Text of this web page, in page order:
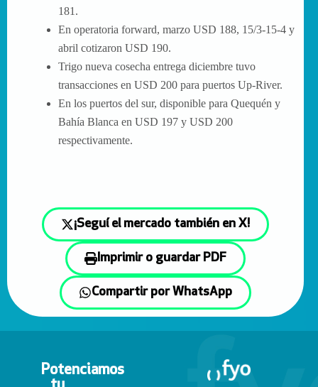
181.
En operatoria forward, marzo USD 188, 15/3-15-4 y
abril cotizaron USD 190.
Trigo nueva cosecha entrega diciembre tuvo
transacciones en USD 200 para puertos Up-River.
En los puertos del sur, disponible para Quequén y
Bahía Blanca en USD 197 y USD 200
respectivamente.
¡Seguí el mercado también en X!
Imprimir o guardar PDF
Compartir por WhatsApp
Potenciamos